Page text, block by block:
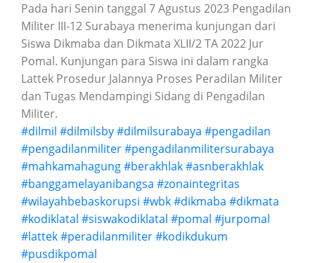
Pada hari Senin tanggal 7 Agustus 2023 Pengadilan
Militer III-12 Surabaya menerima kunjungan dari
Siswa Dikmaba dan Dikmata XLII/2 TA 2022 Jur
Pomal. Kunjungan para Siswa ini dalam rangka
Lattek Prosedur Jalannya Proses Peradilan Militer
dan Tugas Mendampingi Sidang di Pengadilan
Militer.
#dilmil #dilmilsby#dilmilsurabaya #pengadilan
#pengadilanmiliter#pengadilanmilitersurabaya
#mahkamahagung#berakhlak#asnberakhlak
#banggamelayanibangsa #zonaintegritas
#wilayahbebaskorupsi #wbk#dikmaba #dikmata
#kodiklatal #siswakodiklatal #pomal #jurpomal
#lattek#peradilanmiliter#kodikdukum
#pusdikpomal